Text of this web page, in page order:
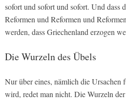
sofort und sofort und sofort. Und dass
Reformen und Reformen und
werden, dass Griechenland erzogen
Die Wurzeln des Übels
Nur über eines, nämlich die Ursachen
wird, redet man nicht. Die Wurzeln